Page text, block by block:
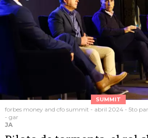
SUMMIT
forbes money and cfo summit - abril 2024 - 5to
- gar
JA